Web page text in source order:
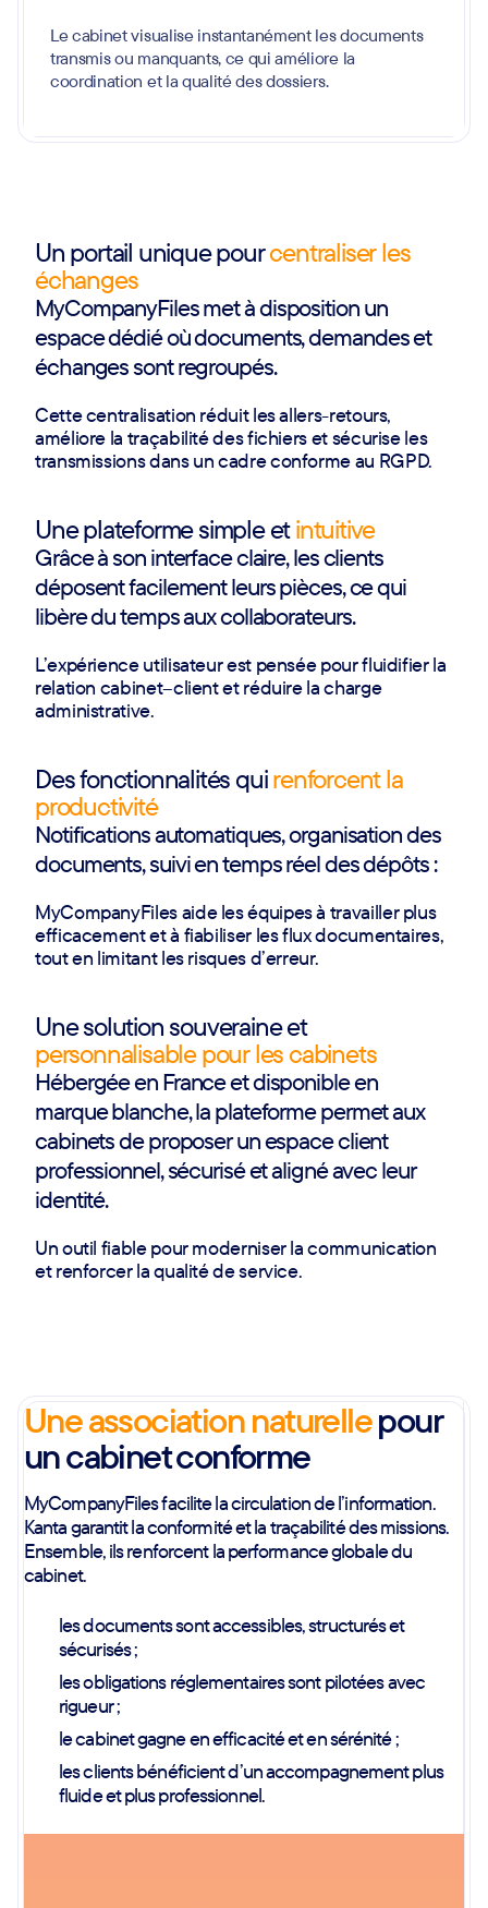
Le cabinet visualise instantanément les documents
transmis ou manquants, ce qui améliore la
coordination et la qualité des dossiers.
Un portail unique pourcentraliser les
échanges
MyCompanyFiles met à disposition un
espace dédié où documents, demandes et
échanges sont regroupés.
Cette centralisation réduit les allers-retours,
améliore la traçabilité des fichiers et sécurise les
transmissions dans un cadre conforme au RGPD.
Une plateforme simple etintuitive
Grâce à son interface claire, les clients
déposent facilement leurs pièces, ce qui
libère du temps aux collaborateurs.
L’expérience utilisateur est pensée pour fluidifier la
relation cabinet–client et réduire la charge
administrative.
Des fonctionnalités quirenforcent la
productivité
Notifications automatiques, organisation des
documents, suivi en temps réel des dépôts :
MyCompanyFiles aide les équipes à travailler plus
efficacement et à fiabiliser les flux documentaires,
tout en limitant les risques d’erreur.
Une solution souveraine et
personnalisable pour les cabinets
Hébergée en France et disponible en
marque blanche, la plateforme permet aux
cabinets de proposer un espace client
professionnel, sécurisé et aligné avec leur
identité.
Un outil fiable pour moderniser la communication
et renforcer la qualité de service.
Une association naturellepour
un cabinet conforme
MyCompanyFiles facilite la circulation de l’information.
Kanta garantit la conformité et la traçabilité des missions.
Ensemble, ils renforcent la performance globale du
cabinet.
les documents sont accessibles, structurés et
sécurisés ;
les obligations réglementaires sont pilotées avec
rigueur ;
le cabinet gagne en efficacité et en sérénité ;
les clients bénéficient d’un accompagnement plus
fluide et plus professionnel.